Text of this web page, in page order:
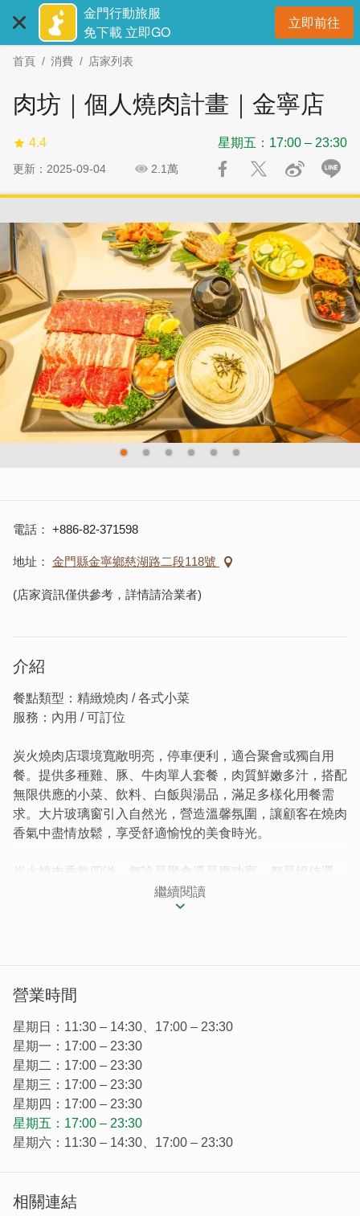
主
金門行動旅服
免下載 立即GO
立即前往開
首頁 消費 店家列表
肉坊｜個人燒肉計畫｜金寧店
4.4 星期五：17:00 – 23:30
更新：2025-09-04 2.1萬
社
電話 +886-82-371598
地址 金門縣金寧鄉慈湖路二段118號
(店家資訊僅供參考，詳情請洽業者)
介紹
餐點類型：精緻燒肉 / 各式小菜
服務：內用 / 可訂位
炭火燒肉店環境寬敞明亮，停車便利，適合聚會或獨自用
餐。提供多種雞、豚、牛肉單人套餐，肉質鮮嫩多汁，搭配
無限供應的小菜、飲料、白飯與湯品，滿足多樣化用餐需
求。大片玻璃窗引入自然光，營造溫馨氛圍，讓顧客在燒肉
香氣中盡情放鬆，享受舒適愉悅的美食時光。
炭火燒肉香氣四溢，無論是聚會還是慶功宴，都是絕佳選
擇。店門口空間寬敞，停車便利，無需擔心找不到停車位。
悅的氛圍。無論是與好友相聚還是獨自享受美食，都能在這
裡體驗舒適的用餐時光，感受專屬的美味享受。
繼續閱讀
營業時間
星期日：11:30 – 14:30、17:00 – 23:30
星期一：17:00 – 23:30
星期二：17:00 – 23:30
星期三：17:00 – 23:30
星期四：17:00 – 23:30
星期五：17:00 – 23:30
星期六：11:30 – 14:30、17:00 – 23:30
相關連結